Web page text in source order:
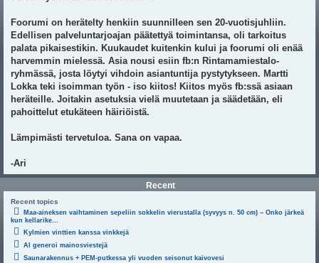
Foorumi on herätelty henkiin suunnilleen sen 20-vuotisjuhliin.
Edellisen palveluntarjoajan päätettyä toimintansa, oli tarkoitus
palata pikaisestikin. Kuukaudet kuitenkin kului ja foorumi oli enää
harvemmin mielessä. Asia nousi esiin fb:n Rintamamiestalo-
ryhmässä, josta löytyi vihdoin asiantuntija pystytykseen. Martti
Lokka teki isoimman työn - iso kiitos! Kiitos myös fb:ssä asiaan
heräteille. Joitakin asetuksia vielä muutetaan ja säädetään, eli
pahoittelut etukäteen häiriöistä.
Lämpimästi tervetuloa. Sana on vapaa.
-Ari
Recent
Recent topics
Maa-aineksen vaihtaminen sepeliin sokkelin vierustalla (syvyys n. 50 cm) – Onko järkeä
kun kellarike...
Kylmien vinttien kanssa vinkkejä
AI generoi mainosviestejä
Saunarakennus + PEM-putkessa yli vuoden seisonut kaivovesi